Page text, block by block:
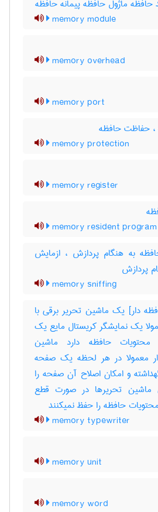
حافظه ماژول حافظه پیمانه حافظه
memory module
memory overhead
memory port
، حفاظت حافظه
memory protection
memory register
memory resident program
به هنگام پردازش ، ازمایش
پردازش
memory sniffing
دار] یک ماشین تحریر برقی با
یک نمایشگر کریستال مایع یک
حافظه دارد ماشین
معمولا در هر لحظه یک صفحه
و امکان اصلاح آن صفحه را
ماشین تحریرها در صورت قطع
حافظه را حفظ نمیکنند
memory typewriter
memory unit
memory word